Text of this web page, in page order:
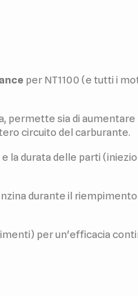
per NT1100 (e tutti i
permette sia di aumentare
circuito del carburante.
la durata delle parti
durante il
per un'efficacia